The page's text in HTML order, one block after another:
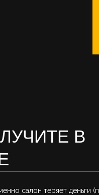
салон теряет деньги
В